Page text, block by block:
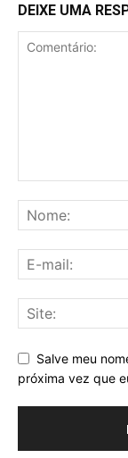
DEIXE UMA
Salve meu
próxima vez que